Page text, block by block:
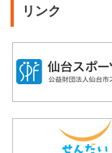
リンク